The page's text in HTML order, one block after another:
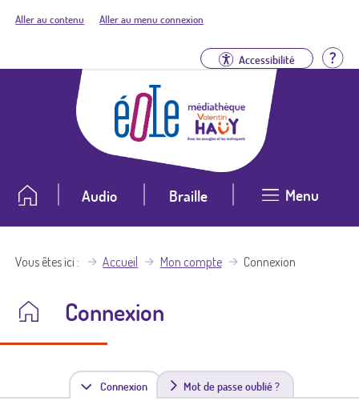
Aller au contenu Aller au menu connexion
Accessibilité
Audio Braille Menu
Vous êtes ici Accueil Mon compte Connexion
Connexion
Connexion(
Mot de passe oublié ?